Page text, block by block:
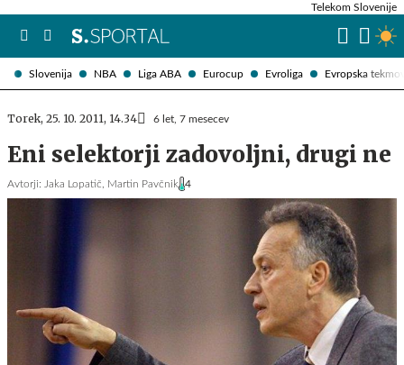
Slovenija NBA Liga ABA Eurocup Evroliga Evropska
Telekom Slovenije
Torek, 25. 10. 2011, 14.34 6 let, 7 mesecev
Eni selektorji zadovoljni, drugi ne
Avtorji: Jaka Lopatič, Martin Pavčnik 4